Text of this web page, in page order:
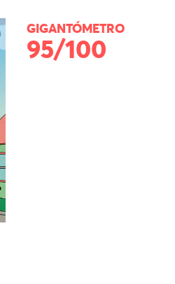
GIGANTÓMETRO
95/100